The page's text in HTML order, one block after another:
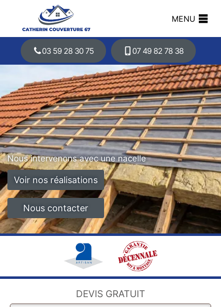
MENU
03 59 28 30 75 07 49 82 78 38
Nous intervenons avec une nacelle
Voir nos réalisations
Nous contacter
DEVIS GRATUIT